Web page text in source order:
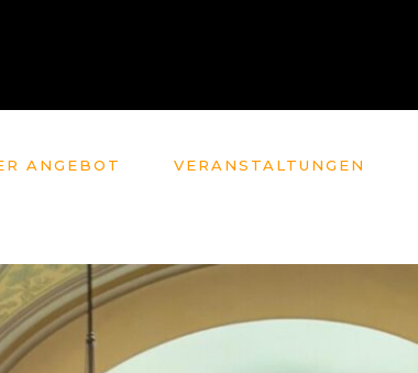
ANGEBOT VERANSTALTUNGEN